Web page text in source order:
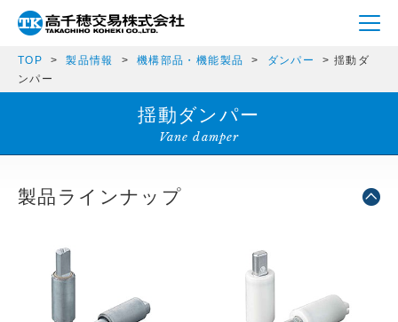
TOP 製品情報 機構部品・機能製品 ダンパー
揺動ダ
ンパー
揺動ダンパー
Vane damper
製品ラインナップ